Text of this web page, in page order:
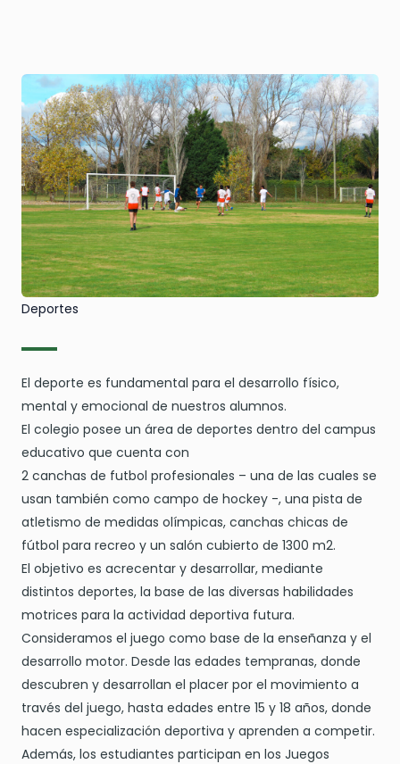
Deportes
El deporte es fundamental para el desarrollo físico,
mental y emocional de nuestros alumnos.
El colegio posee un área de deportes dentro del campus
educativo que cuenta con
2 canchas de futbol profesionales – una de las cuales se
usan también como campo de hockey -, una pista de
atletismo de medidas olímpicas, canchas chicas de
fútbol para recreo y un salón cubierto de 1300 m2.
El objetivo es acrecentar y desarrollar, mediante
distintos deportes, la base de las diversas habilidades
motrices para la actividad deportiva futura.
Consideramos el juego como base de la enseñanza y el
desarrollo motor. Desde las edades tempranas, donde
descubren y desarrollan el placer por el movimiento a
través del juego, hasta edades entre 15 y 18 años, donde
hacen especialización deportiva y aprenden a competir.
Además, los estudiantes participan en los Juegos